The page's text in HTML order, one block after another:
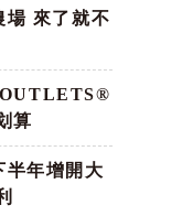
場 來了就不
算
半年增開大